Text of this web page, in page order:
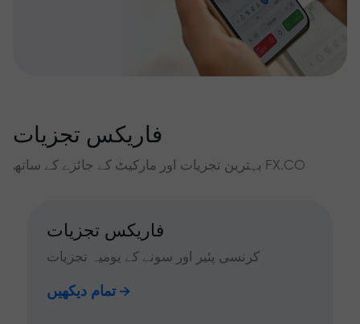
فاریکس تجزیات
بہترین تجزیات اور مارکیٹ کے جائزے کے ساتھ FX.CO
فاریکس تجزیات
کرنسی پئیر اور سونے کے یومیہ تجزیات
تمام دیکھیں